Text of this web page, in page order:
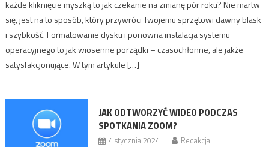
każde kliknięcie myszką to jak czekanie na zmianę pór roku? Nie martw
się, jest na to sposób, który przywróci Twojemu sprzętowi dawny blask
i szybkość. Formatowanie dysku i ponowna instalacja systemu
operacyjnego to jak wiosenne porządki – czasochłonne, ale jakże
satysfakcjonujące. W tym artykule […]
JAK ODTWORZYĆ WIDEO PODCZAS
SPOTKANIA ZOOM?
4 stycznia 2024 Redakcja